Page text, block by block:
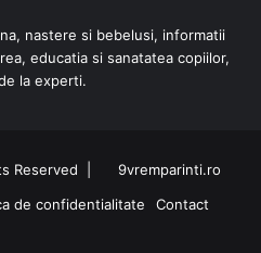
nastere si bebelusi, informatii
educatia si sanatatea copiilor,
la experti.
Reserved |
9vremparinti.ro
de confidentialitate Contact